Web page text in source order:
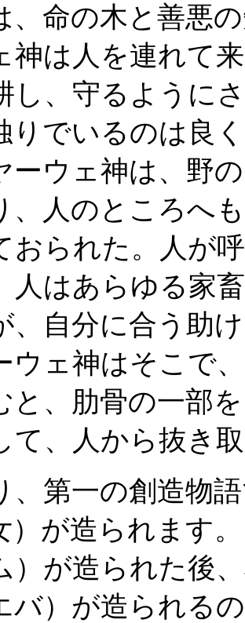
、命の木と善悪
神は人を連れて
し、守るように
りでいるのは良
ーウェ神は、野
、人のところへ
おられた。人が
人はあらゆる家
、自分に合う助
ウェ神はそこで
と、肋骨の一部
て、人から抜き
第一の創造物
）が造られます
）が造られた後
バ）が造られる